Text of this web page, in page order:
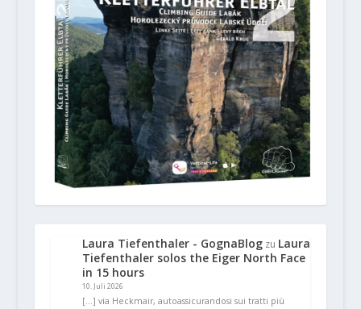
Laura Tiefenthaler - GognaBlogzu Laura
Tiefenthaler solos the Eiger North Face
in 15 hours
10. Juli 2026
[…] via Heckmair, autoassicurandosi sui tratti più